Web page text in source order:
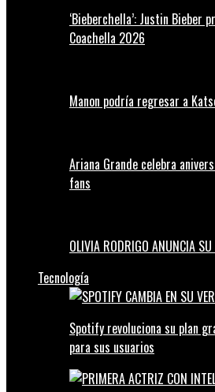
‘Bieberchella’: Justin Bieber
Coachella 2026
Manon podría regresar a
Ariana Grande celebra
fans
OLIVIA RODRIGO ANUNCIA SU
Tecnología
Spotify revoluciona su plan
para sus usuarios